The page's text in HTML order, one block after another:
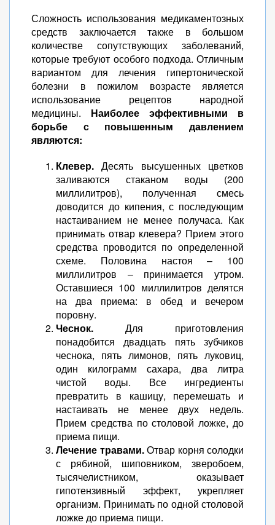
Сложность использования медикаментозных
средств заключается также в большом
количестве сопутствующих заболеваний,
которые требуют особого подхода. Отличным
вариантом для лечения гипертонической
болезни в пожилом возрасте является
использование рецептов народной
медицины. Наиболее эффективными в
борьбе с повышенным давлением
являются:
Клевер. Десять высушенных цветков
заливаются стаканом воды (200
миллилитров), полученная смесь
доводится до кипения, с последующим
настаиванием не менее получаса. Как
принимать отвар клевера? Прием этого
средства проводится по определенной
схеме. Половина настоя – 100
миллилитров – принимается утром.
Оставшиеся 100 миллилитров делятся
на два приема: в обед и вечером
поровну.
Чеснок. Для приготовления
понадобится двадцать пять зубчиков
чеснока, пять лимонов, пять луковиц,
один килограмм сахара, два литра
чистой воды. Все ингредиенты
превратить в кашицу, перемешать и
настаивать не менее двух недель.
Прием средства по столовой ложке, до
приема пищи.
Лечение травами.Отвар корня солодки
с рябиной, шиповником, зверобоем,
тысячелистником, оказывает
гипотензивный эффект, укрепляет
организм. Принимать по одной столовой
ложке до приема пищи.